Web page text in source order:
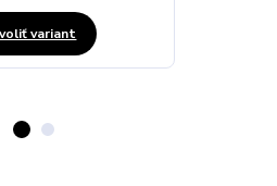
variant